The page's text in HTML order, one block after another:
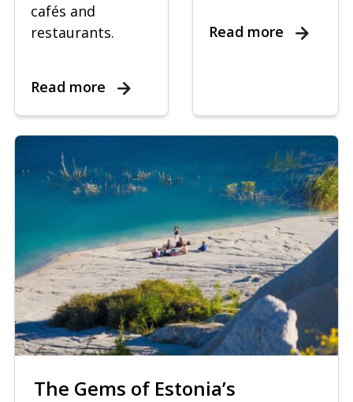
cafés and
restaurants.
Read more
Read more
The Gems of Estonia’s